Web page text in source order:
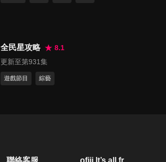
第112集 夏天到了！避暑旅遊
行程
49分鐘
全民星攻略
8.1
更新至第931集
遊戲節目 綜藝
聯絡客服